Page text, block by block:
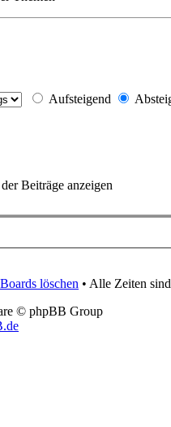
Aufsteigend
Beiträge anzeigen
löschen • Alle Zeiten
© phpBB Group